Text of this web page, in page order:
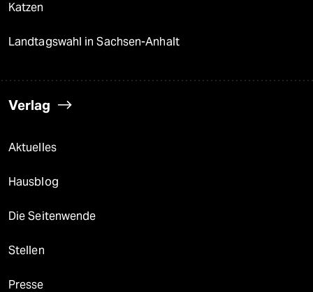
Katzen
Landtagswahl in Sachsen-Anhalt
Verlag
Aktuelles
Hausblog
Die Seitenwende
Stellen
Presse